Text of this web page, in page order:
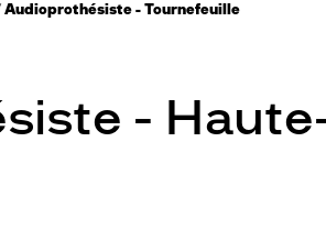
Audioprothésiste - Tournefeuille
-